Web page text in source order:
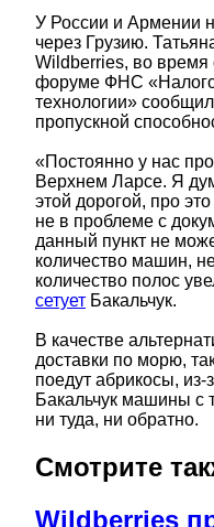
У России и Армении
через Грузию.
Wildberries, во время
форуме ФНС
технологии»
пропускной
«Постоянно у нас
Верхнем Ларсе. Я
этой дорогой, про
не в проблеме с
данный пункт не
количество машин,
количество полос
сетует Бакальчук.
В качестве
доставки по морю,
поедут абрикосы,
Бакальчук машины с
ни туда, ни обратно.
Смотрите
Wildberries